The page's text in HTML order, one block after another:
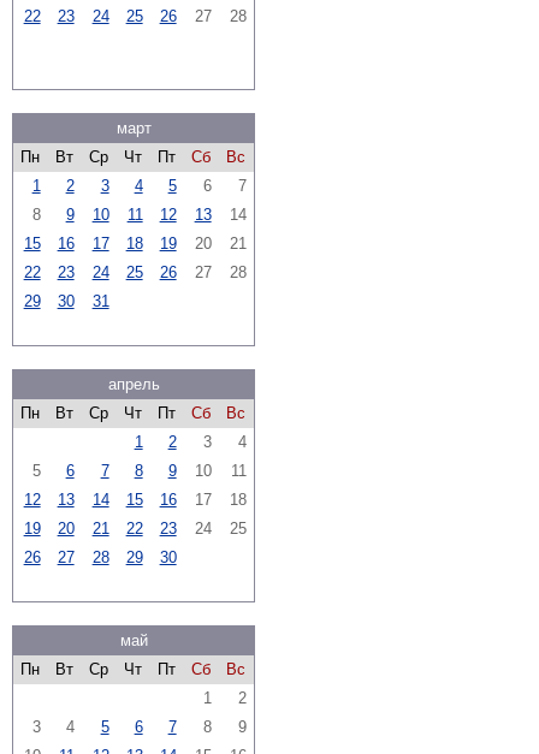
22
23 24 25 26 27 28
март
Пн
Вт Ср Чт Пт Сб
Вс
1
2 3 4 5 6
7
8
9 10 11 12 13
14
15
16 17 18 19 20
21
22
23 24 25 26 27
28
29
30 31
апрель
Пн
Вт Ср Чт Пт Сб
Вс
1
2 3
4
5
6 7 8 9 10
11
12
13 14 15 16 17
18
19
20 21 22 23 24
25
26
27 28 29 30
май
Пн
Вт Ср Чт Пт Сб
Вс
1
2
3
4 5 6 7 8
9